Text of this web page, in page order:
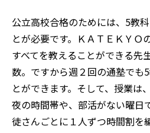
公立高校合格のためには、5教
とが必要です。ＫＡＴＥＫＹＯ
すべてを教えることができる先
数。ですから週２回の通塾でも
とができます。 そして、授業は、
夜の時間帯や、部活がない曜日
徒さんごとに１人ずつ時間割を